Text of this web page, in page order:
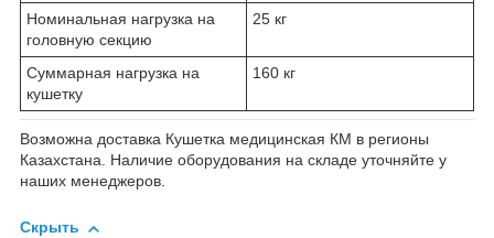
Номинальная нагрузка на
головную секцию
25 кг
Суммарная нагрузка на
кушетку
160 кг
Возможна доставка Кушетка медицинская КМ в регионы
Казахстана. Наличие оборудования на складе уточняйте у
наших менеджеров.
Скрыть